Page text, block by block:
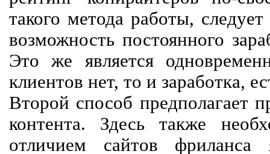
такого метода работы,
возможность постоянного
Это же является
клиентов нет, то и заработка,
Второй способ предполагает
контента. Здесь также
отличием сайтов